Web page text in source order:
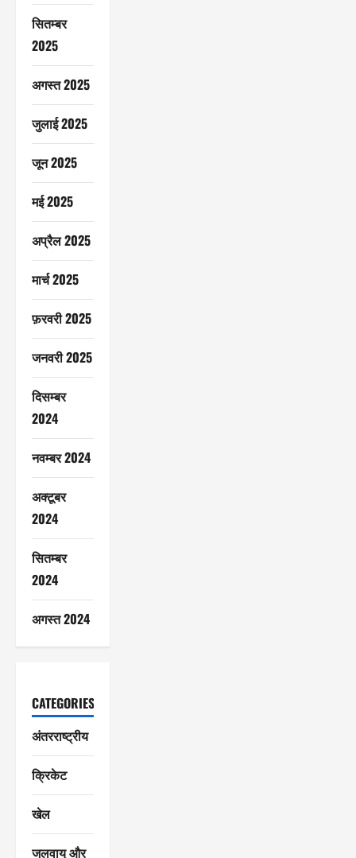
सितम्बर
2025
अगस्त 2025
जुलाई 2025
जून 2025
मई 2025
अप्रैल 2025
मार्च 2025
फ़रवरी 2025
जनवरी 2025
दिसम्बर
2024
नवम्बर 2024
अक्टूबर
2024
सितम्बर
2024
अगस्त 2024
CATEGORIES
अंतरराष्ट्रीय
क्रिकेट
खेल
जलवायु और